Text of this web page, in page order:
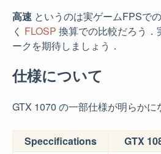
高速 というのは実ゲームFPSで
く FLOSP 換算での比較だろう
ークを期待しましょう．
仕様について
GTX 1070 の一部仕様が明らかに
Speccifications GTX